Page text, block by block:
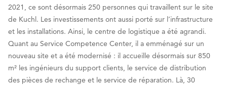
2021, ce sont désormais 250 personnes qui travaillent sur le site
de Kuchl. Les investissements ont aussi porté sur l’infrastructure
et les installations. Ainsi, le centre de logistique a été agrandi.
Quant au Service Competence Center, il a emménagé sur un
nouveau site et a été modernisé : il accueille désormais sur 850
m² les ingénieurs du support clients, le service de distribution
des pièces de rechange et le service de réparation. Là, 30